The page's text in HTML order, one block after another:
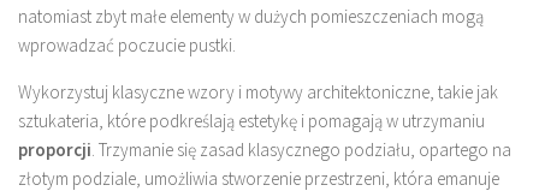
natomiast zbyt małe elementy w dużych pomieszczeniach mogą
wprowadzać poczucie pustki.
Wykorzystuj klasyczne wzory i motywy architektoniczne, takie jak
sztukateria, które podkreślają estetykę i pomagają w utrzymaniu
proporcji . Trzymanie się zasad klasycznego podziału, opartego na
złotym podziale, umożliwia stworzenie przestrzeni, która emanuje